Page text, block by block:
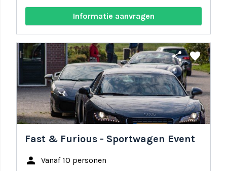
Informatie aanvragen
share favorite
Fast & Furious - Sportwagen Event
person Vanaf 10 personen